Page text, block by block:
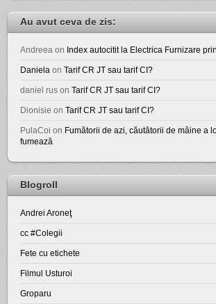
Au avut ceva de zis:
Andreea on Index autocitit la Electrica Furnizare
Daniela onTarif CR JT sau tarif CI?
daniel rus onTarif CR JT sau tarif CI?
Dionisie onTarif CR JT sau tarif CI?
PulaCoi on Fumătorii de azi, căutătorii de mâine a
fumează
Blogroll
Andrei Aroneţ
cc #Colegii
Fete cu etichete
Filmul Usturoi
Groparu